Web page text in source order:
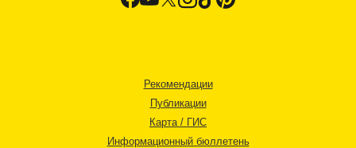
Рекомендации
Публикации
Карта / ГИС
Информационный бюллетень